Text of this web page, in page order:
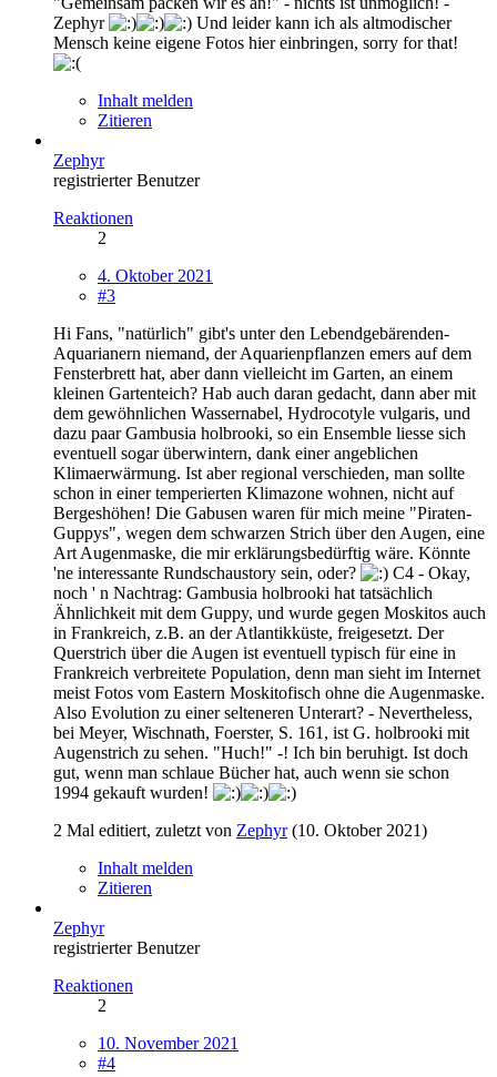
Zephyr
Und leider kann ich als altmodischer
Mensch keine eigene Fotos hier einbringen, sorry for that!
Inhalt melden
Zitieren
Zephyr
registrierter Benutzer
Reaktionen
2
4. Oktober 2021
#3
Hi Fans, "natürlich" gibt's unter den Lebendgebärenden-
Aquarianern niemand, der Aquarienpflanzen emers auf dem
Fensterbrett hat, aber dann vielleicht im Garten, an einem
kleinen Gartenteich? Hab auch daran gedacht, dann aber mit
dem gewöhnlichen Wassernabel, Hydrocotyle vulgaris, und
dazu paar Gambusia holbrooki, so ein Ensemble liesse sich
eventuell sogar überwintern, dank einer angeblichen
Klimaerwärmung. Ist aber regional verschieden, man sollte
schon in einer temperierten Klimazone wohnen, nicht auf
Bergeshöhen! Die Gabusen waren für mich meine "Piraten-
Guppys", wegen dem schwarzen Strich über den Augen, eine
Art Augenmaske, die mir erklärungsbedürftig wäre. Könnte
'ne interessante Rundschaustory sein, oder?
C4 - Okay,
noch ' n Nachtrag: Gambusia holbrooki hat tatsächlich
Ähnlichkeit mit dem Guppy, und wurde gegen Moskitos auch
in Frankreich, z.B. an der Atlantikküste, freigesetzt. Der
Querstrich über die Augen ist eventuell typisch für eine in
Frankreich verbreitete Population, denn man sieht im Internet
meist Fotos vom Eastern Moskitofisch ohne die Augenmaske.
Also Evolution zu einer selteneren Unterart? - Nevertheless,
bei Meyer, Wischnath, Foerster, S. 161, ist G. holbrooki mit
Augenstrich zu sehen. "Huch!" -! Ich bin beruhigt. Ist doch
gut, wenn man schlaue Bücher hat, auch wenn sie schon
1994 gekauft wurden!
2 Mal editiert, zuletzt von Zephyr(10. Oktober 2021)
Inhalt melden
Zitieren
Zephyr
registrierter Benutzer
Reaktionen
2
10. November 2021
#4